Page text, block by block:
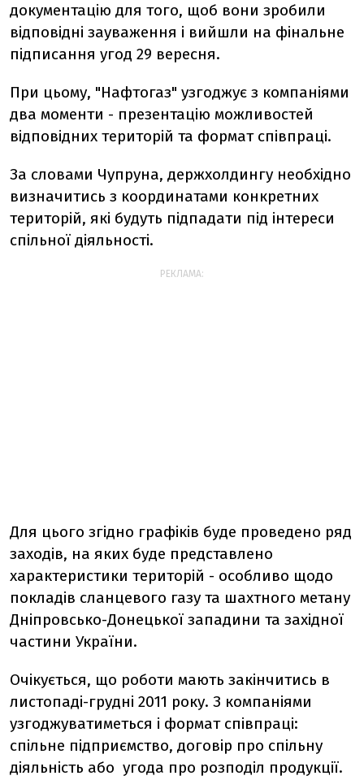
документацію для того, щоб вони зробили
відповідні зауваження і вийшли на фінальне
підписання угод 29 вересня.
При цьому, "Нафтогаз" узгоджує з компаніями
два моменти - презентацію можливостей
відповідних територій та формат співпраці.
За словами Чупруна, держхолдингу необхідно
визначитись з координатами конкретних
територій, які будуть підпадати під інтереси
спільної діяльності.
РЕКЛАМА:
Для цього згідно графіків буде проведено ряд
заходів, на яких буде представлено
характеристики територій - особливо щодо
покладів сланцевого газу та шахтного метану
Дніпровсько-Донецької западини та західної
частини України.
Очікується, що роботи мають закінчитись в
листопаді-грудні 2011 року. З компаніями
узгоджуватиметься і формат співпраці:
спільне підприємство, договір про спільну
діяльність або угода про розподіл продукції.